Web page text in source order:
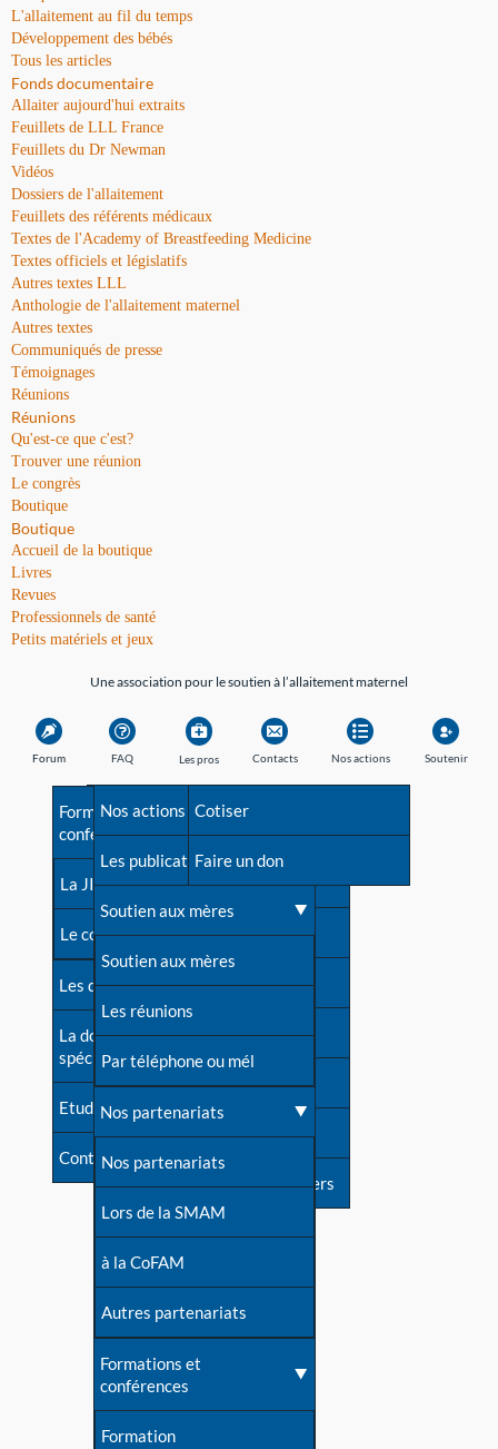
L'allaitement au fil du temps
Développement des bébés
Tous les articles
Fonds documentaire
Allaiter aujourd'hui extraits
Feuillets de LLL France
Feuillets du Dr Newman
Vidéos
Dossiers de l'allaitement
Feuillets des référents médicaux
Textes de l'Academy of Breastfeeding Medicine
Textes officiels et législatifs
Autres textes LLL
Anthologie de l'allaitement maternel
Autres textes
Communiqués de presse
Témoignages
Réunions
Réunions
Qu'est-ce que c'est?
Trouver une réunion
Le congrès
Boutique
Boutique
Accueil de la boutique
Livres
Revues
Professionnels de santé
Petits matériels et jeux
Une association pour le soutien à l’allaitement maternel
Forum FAQ
Avant la naissance
Les débuts
Une difficulté d'allaitement ?
Cas particuliers
Mythes et vérités
Devenir animatrice ?
Une question sur le site
Les pros
Formations et
conférences
La JIA
Le congrès
Les dossiers de l'allaitement
La documentation
spécialisée
Etudes récentes
Contact
Contacts
Besoin d'aide?
Répertoire de tous les
contacts
Contact presse
Dossier de presse
Soutenir LLL
Livre d'or
Forum
S'inscrire à nos newsletters
Nos actions
Nos actions
Les publications
Soutien aux mères
Soutien aux mères
Les réunions
Par téléphone ou mél
Nos partenariats
Nos partenariats
Lors de la SMAM
à la CoFAM
Autres partenariats
Formations et
conférences
Formation
Soutenir
Cotiser
Faire un don